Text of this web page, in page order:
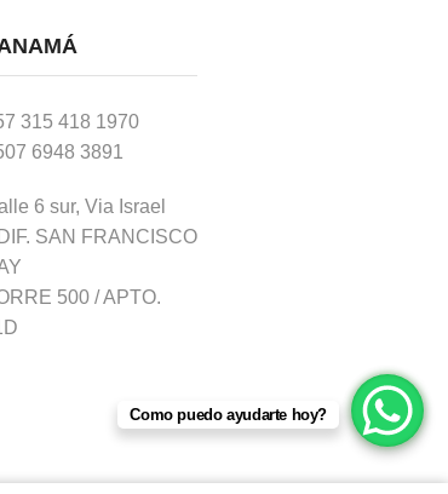
315 418 1970
6948 3891
6 sur, Via Israel
SAN FRANCISCO
500 / APTO.
Como puedo ayudarte hoy?